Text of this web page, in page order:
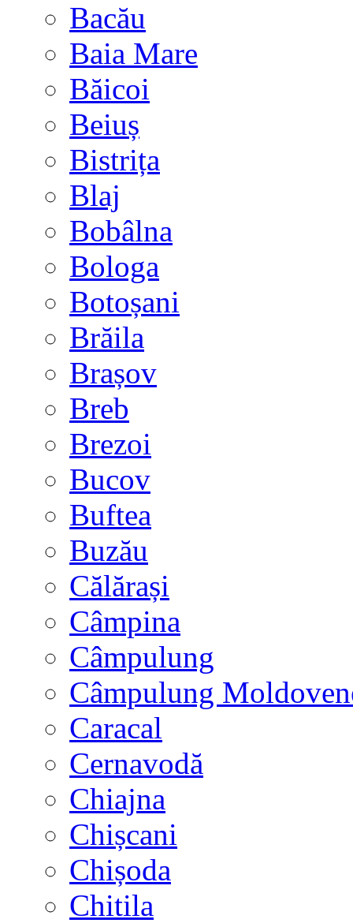
Bacău
Baia Mare
Băicoi
Beiuș
Bistrița
Blaj
Bobâlna
Bologa
Botoșani
Brăila
Brașov
Breb
Brezoi
Bucov
Buftea
Buzău
Călărași
Câmpina
Câmpulung
Câmpulung
Caracal
Cernavodă
Chiajna
Chișcani
Chișoda
Chitila